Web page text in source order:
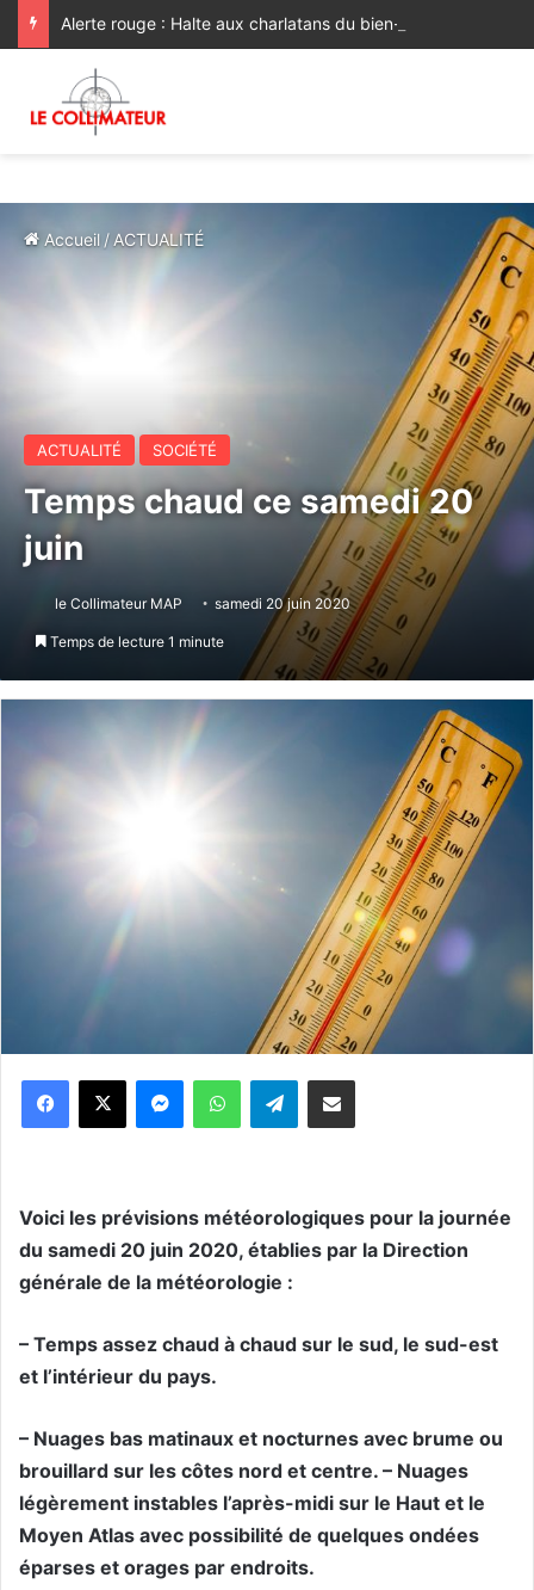
Alerte rouge : Halte aux charlatans du bien-être !
Accueil / ACTUALITÉ
ACTUALITÉ SOCIÉTÉ
Temps chaud ce samedi 20
juin
le Collimateur MAP samedi 20 juin 2020
Temps de lecture 1 minute
WhatsApp Telegram
Voici les prévisions météorologiques pour la journée
du samedi 20 juin 2020, établies par la Direction
générale de la météorologie :
– Temps assez chaud à chaud sur le sud, le sud-est
et l’intérieur du pays.
– Nuages bas matinaux et nocturnes avec brume ou
brouillard sur les côtes nord et centre. – Nuages
légèrement instables l’après-midi sur le Haut et le
Moyen Atlas avec possibilité de quelques ondées
éparses et orages par endroits.